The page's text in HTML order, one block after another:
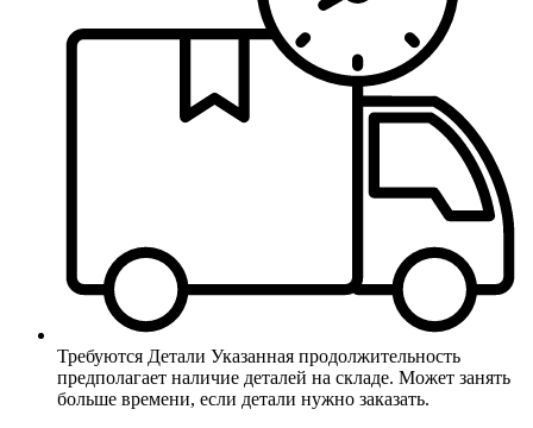
Требуются Детали Указанная продолжительность
предполагает наличие деталей на складе. Может занять
больше времени, если детали нужно заказать.